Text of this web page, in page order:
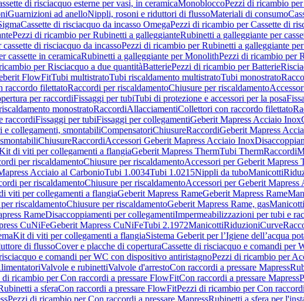
di risciacquo esterne per vasi, in ceramicaMonobloccoPezzi di ricambio
Guarnizioni ad anelloNippli, rosoni e riduttori di flussoMateriali di consumo
Cassette di risciacquo da incasso OmegaPezzi di ricambio per Cassette di
Pezzi di ricambio per Rubinetti a galleggianteRubinetti a galleggiante per
di risciacquo da incassoPezzi di ricambio per Rubinetti a galleggiante
cassette in ceramicaRubinetti a galleggiante per MonolithPezzi di ricambio per
per Risciacquo a due quantitàBatteriePezzi di ricambio per Batterie
FlowFitTubi multistratoTubi riscaldamento multistratoTubi monostrato
raccordo filettatoRaccordi per riscaldamentoChiusure per riscaldamento
per raccordiFissaggi per tubiTubi di protezione e accessori per la posa
monostratoRaccordiAllacciamentiCollettori con raccordo filettato
raccordiFissaggi per tubiFissaggi per collegamentiGeberit Mapress Acciaio Inox
e collegamenti, smontabiliCompensatoriChiusureRaccordiGeberit Mapress
ChiusureRaccordiAccessori Geberit Mapress Acciaio Inox
di viti per collegamenti a flangiaGeberit Mapress ThermTubi ThermRaccordi
per riscaldamentoChiusure per riscaldamentoAccessori per Geberit Mapress
Acciaio al CarbonioTubi 1.0034Tubi 1.0215Nippli da tuboManicotti
per riscaldamentoChiusure per riscaldamentoAccessori per Geberit
viti per collegamenti a flangiaGeberit Mapress RameGeberit Mapress Rame
riscaldamentoChiusure per riscaldamentoGeberit Mapress Rame, gasManicotti
RameDisaccoppiamenti per collegamentiImpermeabilizzazioni per tubi e
CuNiFeGeberit Mapress CuNiFeTubi 2.1972ManicottiRiduzioniCurve
Kit di viti per collegamenti a flangiaSistema Geberit per l’Igiene dell’acqua
di flussoCover e placche di coperturaCassette di risciacquo e comandi per
e comandi per WC con dispositivo antiristagnoPezzi di ricambio per
Valvole e rubinettiValvole d'arrestoCon raccordi a pressare Mapress
di ricambio per Con raccordi a pressare FlowFitCon raccordi a pressare Mapress
a sferaCon raccordi a pressare FlowFitPezzi di ricambio per Con
Pezzi di ricambio per Con raccordi a pressare MapressRubinetti a sfera per